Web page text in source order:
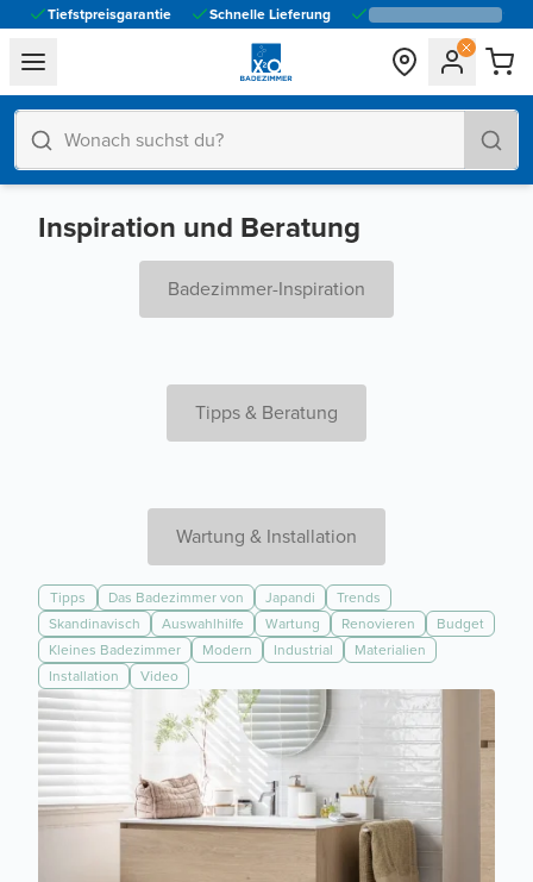
Tiefstpreisgarantie Schnelle Lieferung
general.navigation.toggle_menu.label
Inspiration und Beratung
Badezimmer-Inspiration
Tipps & Beratung
Wartung & Installation
Tipps Das Badezimmer von Japandi
Trends
Skandinavisch
Auswahlhilfe Wartung Renovieren
Budget
Kleines Badezimmer
Modern Industrial
Materialien
Installation
Video